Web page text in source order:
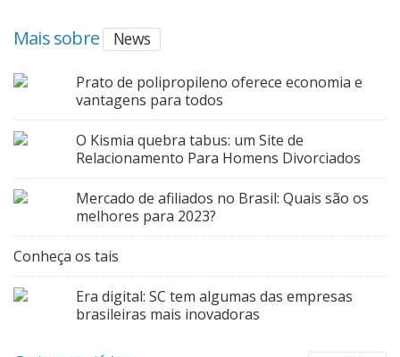
Mais sobre News
Prato de polipropileno oferece economia e
vantagens para todos
O Kismia quebra tabus: um Site de
Relacionamento Para Homens Divorciados
Mercado de afiliados no Brasil: Quais são os
melhores para 2023?
Conheça os tais
Era digital: SC tem algumas das empresas
brasileiras mais inovadoras